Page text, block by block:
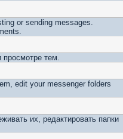
or sending messages.
просмотре тем.
edit your messenger folders
их, редактировать папки